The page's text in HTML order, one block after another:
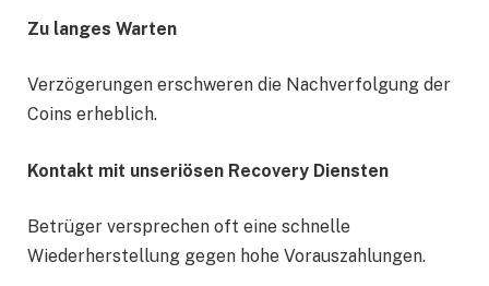
Zu langes Warten
Verzögerungen erschweren die Nachverfolgung der
Coins erheblich.
Kontakt mit unseriösen Recovery Diensten
Betrüger versprechen oft eine schnelle
Wiederherstellung gegen hohe Vorauszahlungen.